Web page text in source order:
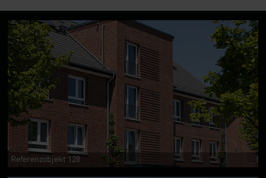
Referenzobjekt 128